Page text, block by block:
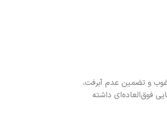
و تضمین عدم آبرفت،
ایستایی فوق‌العاده‌ای داشته